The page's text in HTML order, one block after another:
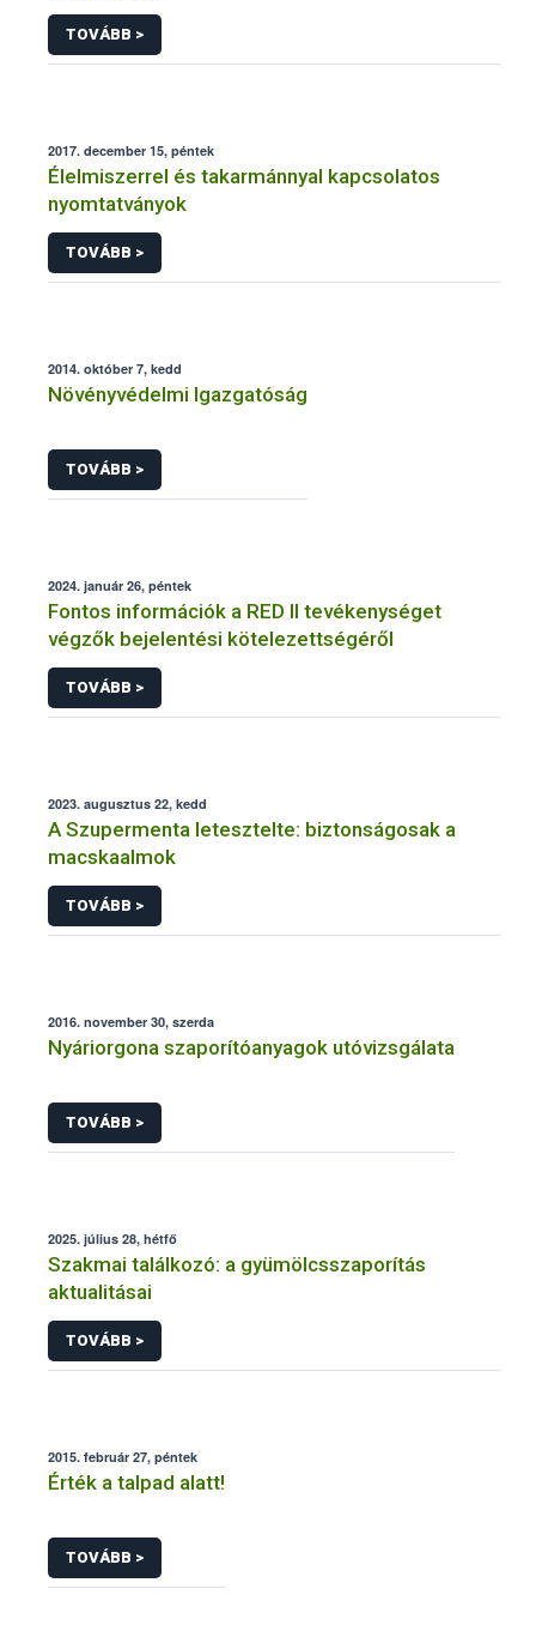
TOVÁBB >
2017. december 15, péntek
Élelmiszerrel és takarmánnyal kapcsolatos
nyomtatványok
TOVÁBB >
2014. október 7, kedd
Növényvédelmi Igazgatóság
TOVÁBB >
2024. január 26, péntek
Fontos információk a RED II tevékenységet
végzők bejelentési kötelezettségéről
TOVÁBB >
2023. augusztus 22, kedd
A Szupermenta letesztelte: biztonságosak a
macskaalmok
TOVÁBB >
2016. november 30, szerda
Nyáriorgona szaporítóanyagok utóvizsgálata
TOVÁBB >
2025. július 28, hétfő
Szakmai találkozó: a gyümölcsszaporítás
aktualitásai
TOVÁBB >
2015. február 27, péntek
Érték a talpad alatt!
TOVÁBB >